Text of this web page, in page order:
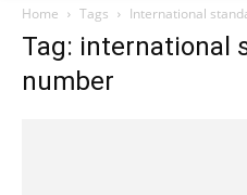
Home Tags International
Tag: international
number